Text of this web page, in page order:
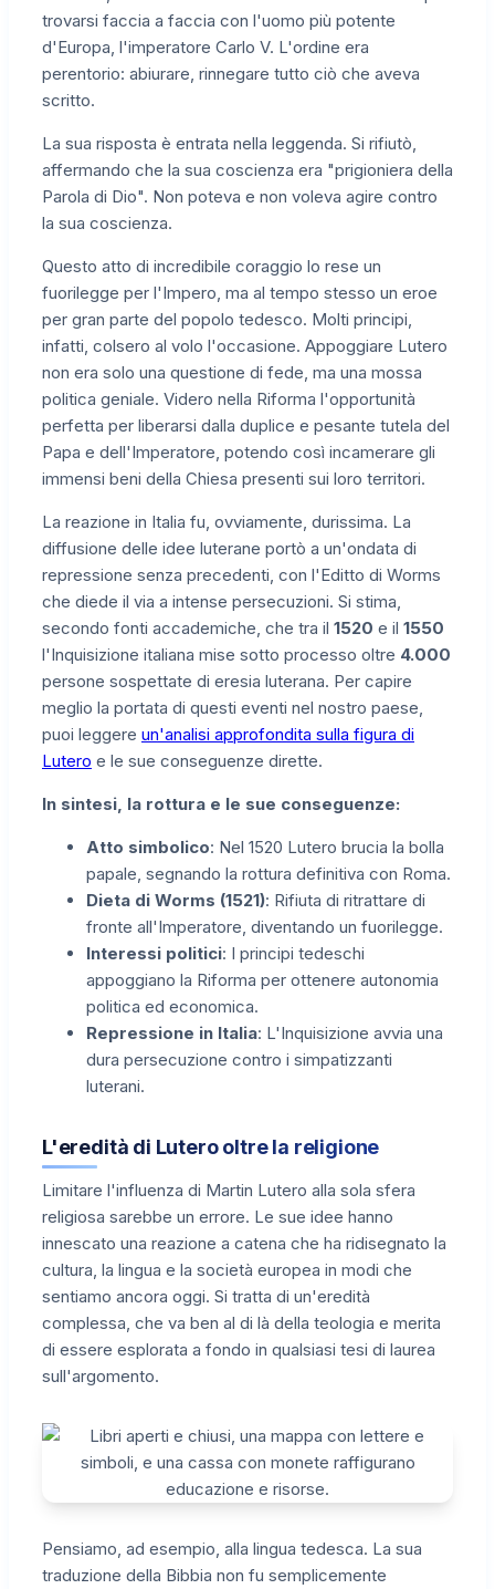
trovarsi faccia a faccia con l'uomo più potente
d'Europa, l'imperatore Carlo V. L'ordine era
perentorio: abiurare, rinnegare tutto ciò che aveva
scritto.
La sua risposta è entrata nella leggenda. Si rifiutò,
affermando che la sua coscienza era "prigioniera della
Parola di Dio". Non poteva e non voleva agire contro
la sua coscienza.
Questo atto di incredibile coraggio lo rese un
fuorilegge per l'Impero, ma al tempo stesso un eroe
per gran parte del popolo tedesco. Molti principi,
infatti, colsero al volo l'occasione. Appoggiare Lutero
non era solo una questione di fede, ma una mossa
politica geniale. Videro nella Riforma l'opportunità
perfetta per liberarsi dalla duplice e pesante tutela del
Papa e dell'Imperatore, potendo così incamerare gli
immensi beni della Chiesa presenti sui loro territori.
La reazione in Italia fu, ovviamente, durissima. La
diffusione delle idee luterane portò a un'ondata di
repressione senza precedenti, con l'Editto di Worms
che diede il via a intense persecuzioni. Si stima,
secondo fonti accademiche, che tra il 1520 e il 1550
l'Inquisizione italiana mise sotto processo oltre 4.000
persone sospettate di eresia luterana. Per capire
meglio la portata di questi eventi nel nostro paese,
puoi leggere un'analisi approfondita sulla figura di
Lutero e le sue conseguenze dirette.
In sintesi, la rottura e le sue conseguenze:
Atto simbolico: Nel 1520 Lutero brucia la bolla
papale, segnando la rottura definitiva con Roma.
Dieta di Worms (1521): Rifiuta di ritrattare di
fronte all'Imperatore, diventando un fuorilegge.
Interessi politici: I principi tedeschi
appoggiano la Riforma per ottenere autonomia
politica ed economica.
Repressione in Italia: L'Inquisizione avvia una
dura persecuzione contro i simpatizzanti
luterani.
L'eredità di Lutero oltre la religione
Limitare l'influenza di Martin Lutero alla sola sfera
religiosa sarebbe un errore. Le sue idee hanno
innescato una reazione a catena che ha ridisegnato la
cultura, la lingua e la società europea in modi che
sentiamo ancora oggi. Si tratta di un'eredità
complessa, che va ben al di là della teologia e merita
di essere esplorata a fondo in qualsiasi tesi di laurea
sull'argomento.
Pensiamo, ad esempio, alla lingua tedesca. La sua
traduzione della Bibbia non fu semplicemente